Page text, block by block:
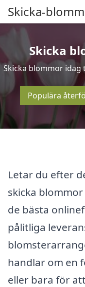
Skicka-
Skicka
Skicka blommor idag
Populära
Letar du efter
skicka
de bästa
pålitliga
handlar om en
eller bara för